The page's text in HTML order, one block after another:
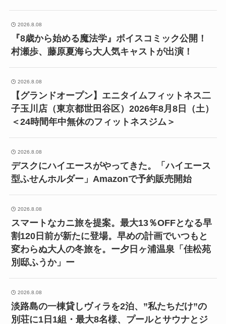
2026.8.08
『8歳から始める魔法学』ボイスコミック公開！
村瀬歩、藤原夏海ら大人気キャストが出演！
2026.8.08
【グランドオープン】エニタイムフィットネス二
子玉川店（東京都世田谷区）2026年8月8日（土）
＜24時間年中無休のフィットネスジム＞
2026.8.08
デスクにハイエースがやってきた。「ハイエース
型ふせんホルダー」Amazonで予約販売開始
2026.8.08
スマートなカニ旅を提案。最大13％OFFとなる早
割120日前が新たに登場。早めの計画でいつもと
変わらぬ大人の冬旅を。ー夕日ヶ浦温泉「佳松苑
別邸ふうか」ー
2026.8.08
淡路島の一棟貸しヴィラを2泊、”私たちだけ”の
別荘に1日1組・最大8名様、プールとサウナとジ